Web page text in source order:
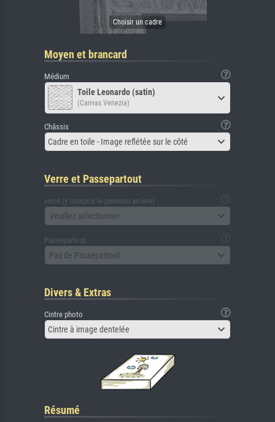
Moyen et brancard
Médium
Toile Leonardo (satin)
(Canvas Venezia)
Châssis
Cadre en toile - Image reflétée sur le côté
Verre et Passepartout
verre (y compris le panneau arrière)
Veuillez sélectionner
Passepartout
Pas de Passepartout
Divers & Extras
Cintre photo
Cintre à image dentelée
Résumé